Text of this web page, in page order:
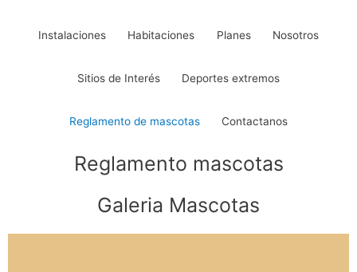
Instalaciones Habitaciones Planes Nosotros
Sitios de Interés Deportes extremos
Reglamento de mascotas Contactanos
Reglamento mascotas
Galeria Mascotas